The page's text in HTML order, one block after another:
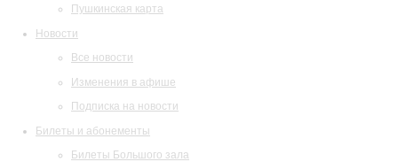
Пушкинская карта
Новости
Все новости
Изменения в афише
Подписка на новости
Билеты и абонементы
Билеты Большого зала